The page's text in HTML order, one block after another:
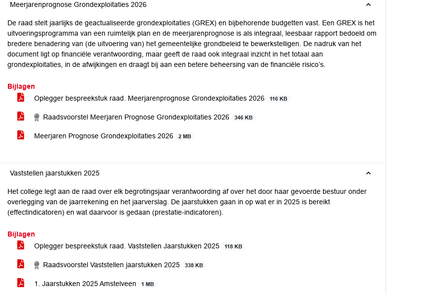
Meerjarenprognose Grondexploitaties 2026
De raad stelt jaarlijks de geactualiseerde grondexploitaties (GREX) en bijbehorende budgetten vast. Een GREX is het
uitvoeringsprogramma van een ruimtelijk plan en de meerjarenprognose is als integraal, leesbaar rapport bedoeld om
bredere benadering van (de uitvoering van) het gemeentelijke grondbeleid te bewerkstelligen. De nadruk van het
document ligt op financiële verantwoording, maar geeft de raad ook integraal inzicht in het totaal aan
grondexploitaties, in de afwijkingen en draagt bij aan een betere beheersing van de financiële risico’s.
Bijlagen
Oplegger bespreekstuk raad. Meerjarenprognose Grondexploitaties 2026
116 KB
Raadsvoorstel Meerjaren Prognose Grondexploitaties 2026 346 KB
Meerjaren Prognose Grondexploitaties 2026 2 MB
Vaststellen jaarstukken 2025
Het college legt aan de raad over elk begrotingsjaar verantwoording af over het door haar gevoerde bestuur onder
overlegging van de jaarrekening en het jaarverslag. De jaarstukken gaan in op wat er in 2025 is bereikt
(effectindicatoren) en wat daarvoor is gedaan (prestatie-indicatoren).
Bijlagen
Oplegger bespreekstuk raad. Vaststellen Jaarstukken 2025
118 KB
Raadsvoorstel Vaststellen jaarstukken 2025 338 KB
1. Jaarstukken 2025 Amstelveen 1 MB